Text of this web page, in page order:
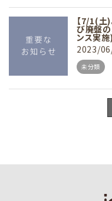
【7/1(土
び廃盤の
ンス実施)
2023/06/
未分類